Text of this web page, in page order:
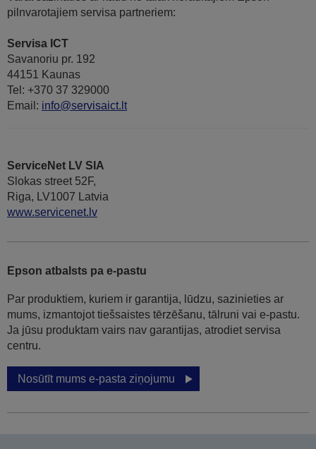
pilnvarotajiem servisa partneriem:
Servisa ICT
Savanoriu pr. 192
44151 Kaunas
Tel: +370 37 329000
Email: info@servisaict.lt
ServiceNet LV SIA
Slokas street 52F,
Riga, LV1007 Latvia
www.servicenet.lv
Epson atbalsts pa e-pastu
Par produktiem, kuriem ir garantija, lūdzu, sazinieties ar
mums, izmantojot tiešsaistes tērzēšanu, tālruni vai e-pastu.
Ja jūsu produktam vairs nav garantijas, atrodiet servisa
centru.
Nosūtīt mums e-pasta ziņojumu